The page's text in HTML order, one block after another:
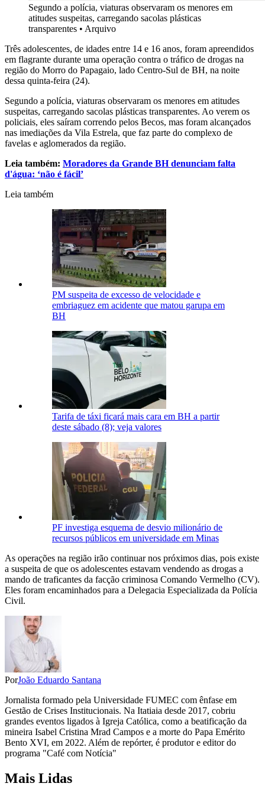
Segundo a polícia, viaturas observaram os menores em
atitudes suspeitas, carregando sacolas plásticas
transparentes • Arquivo
Três adolescentes, de idades entre 14 e 16 anos, foram apreendidos
em flagrante durante uma operação contra o tráfico de drogas na
região do Morro do Papagaio, lado Centro-Sul de BH, na noite
dessa quinta-feira (24).
Segundo a polícia, viaturas observaram os menores em atitudes
suspeitas, carregando sacolas plásticas transparentes. Ao verem os
policiais, eles saíram correndo pelos Becos, mas foram alcançados
nas imediações da Vila Estrela, que faz parte do complexo de
favelas e aglomerados da região.
Leia também: Moradores da Grande BH denunciam falta
d'água: ‘não é fácil’
Leia também
PM suspeita de excesso de velocidade e
embriaguez em acidente que matou garupa em
BH
Tarifa de táxi ficará mais cara em BH a partir
deste sábado (8); veja valores
PF investiga esquema de desvio milionário de
recursos públicos em universidade em Minas
As operações na região irão continuar nos próximos dias, pois existe
a suspeita de que os adolescentes estavam vendendo as drogas a
mando de traficantes da facção criminosa Comando Vermelho (CV).
Eles foram encaminhados para a Delegacia Especializada da Polícia
Civil.
PorJoão Eduardo Santana
Jornalista formado pela Universidade FUMEC com ênfase em
Gestão de Crises Institucionais. Na Itatiaia desde 2017, cobriu
grandes eventos ligados à Igreja Católica, como a beatificação da
mineira Isabel Cristina Mrad Campos e a morte do Papa Emérito
Bento XVI, em 2022. Além de repórter, é produtor e editor do
programa "Café com Notícia"
Mais Lidas